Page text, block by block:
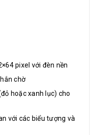
pixel với đèn nền
chờ
hoặc xanh lục) cho
với các biểu tượng và